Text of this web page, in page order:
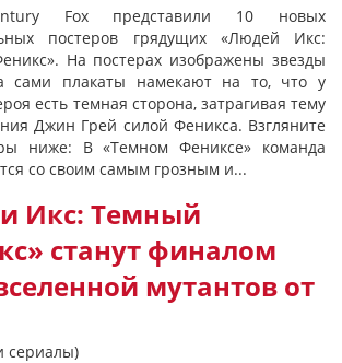
Fox представили 10 новых
постеров грядущих «Людей Икс:
На постерах изображены звезды
сами плакаты намекают на то, что у
есть темная сторона, затрагивая тему
Джин Грей силой Феникса. Взгляните
ниже: В «Темном Фениксе» команда
со своим самым грозным и...
Икс: Темный
станут финалом
мутантов от
сериалы)